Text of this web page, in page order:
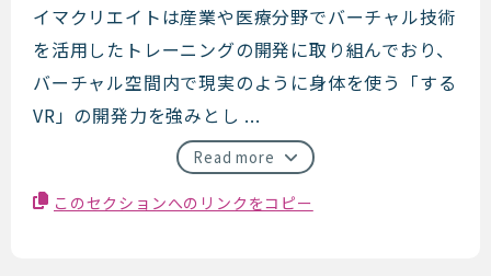
イマクリエイト
イマクリエイトは産業や医療分野でバーチャル技術
を活用したトレーニングの開発に取り組んでおり、
バーチャル空間内で現実のように身体を使う「する
VR」の開発力を強みとし ...
Read more
このセクションへのリンクをコピー